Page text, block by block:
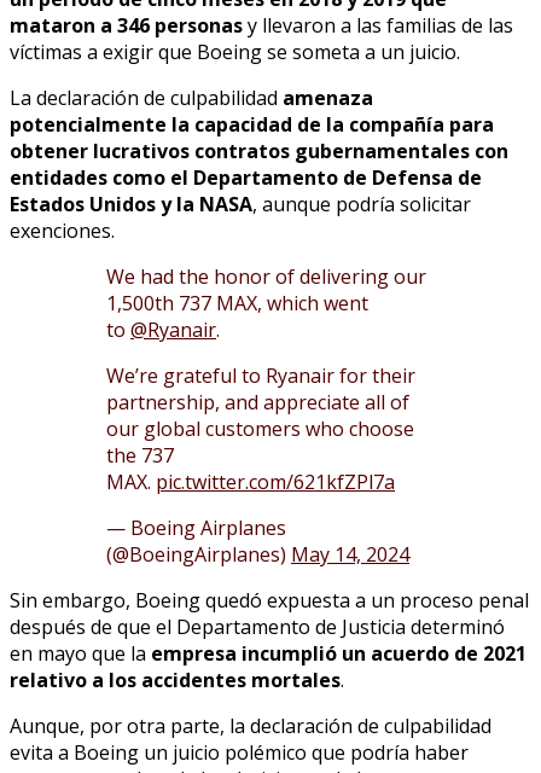
mataron a 346 personasy llevaron a las familias de las
víctimas a exigir que Boeing se someta a un juicio.
La declaración de culpabilidad amenaza
potencialmente la capacidad de la compañía para
obtener lucrativos contratos gubernamentales con
entidades como el Departamento de Defensa de
Estados Unidos y la NASA, aunque podría solicitar
exenciones.
We had the honor of delivering our
1,500th 737 MAX, which went
to @Ryanair.
We’re grateful to Ryanair for their
partnership, and appreciate all of
our global customers who choose
the 737
MAX. pic.twitter.com/621kfZPl7a
— Boeing Airplanes
(@BoeingAirplanes) May 14, 2024
Sin embargo, Boeing quedó expuesta a un proceso penal
después de que el Departamento de Justicia determinó
en mayo que la empresa incumplió un acuerdo de 2021
relativo a los accidentes mortales.
Aunque, por otra parte, la declaración de culpabilidad
evita a Boeing un juicio polémico que podría haber